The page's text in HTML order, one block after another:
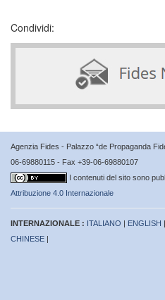
Condividi:
Agenzia Fides - Palazzo “de Propaganda
06-69880115 - Fax +39-06-69880107
I contenuti del sito sono
Attribuzione 4.0 Internazionale
INTERNAZIONALE : ITALIANO | ENGLISH |
CHINESE |